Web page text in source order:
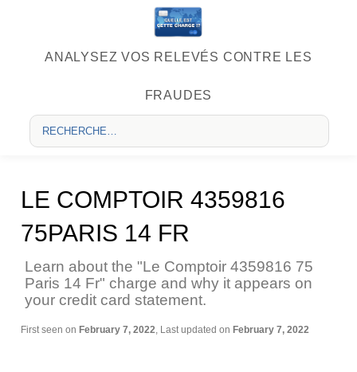
ANALYSEZ VOS RELEVÉS CONTRE LES
FRAUDES
LE COMPTOIR 4359816
75PARIS 14 FR
Learn about the "Le Comptoir 4359816 75
Paris 14 Fr" charge and why it appears on
your credit card statement.
First seen on February 7, 2022, Last updated on February 7, 2022